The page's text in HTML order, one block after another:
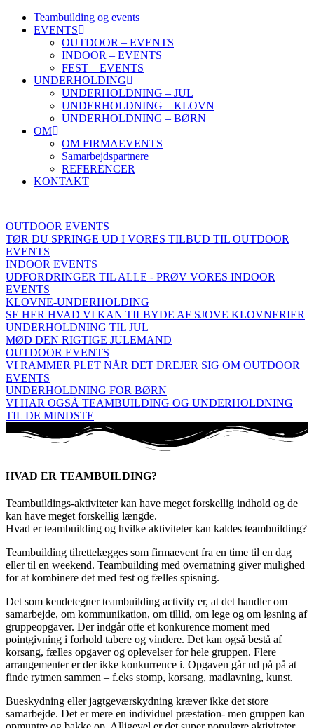
Teambuilding og events
EVENTS
OUTDOOR – EVENTS
INDOOR – EVENTS
FEST – EVENTS
UNDERHOLDING
UNDERHOLDNING – JUL
UNDERHOLDNING – KLOVN
UNDERHOLDNING – BØRN
OM
OM FIRMAEVENTS
Samarbejdspartnere
REFERENCER
KONTAKT
OUTDOOR EVENTS
TØR DU SPRINGE UD I VORES TILBUD TIL OUTDOOR
EVENTS
INDOOR EVENTS
UDFORDRINGER TIL ALLE - PRØV VORES INDOOR
EVENTS
KLOVNE-UNDERHOLDING
SE HER HVAD VI KAN TILBYDE AF SJOVE KLOVNERIER
UNDERHOLDNING TIL JUL
MØD DEN RIGTIGE JULEMAND
OUTDOOR EVENTS
VI RAMMER PLET NÅR DET DREJER SIG OM OUTDOOR
EVENTS
UNDERHOLDNING FOR BØRN
VI HAR OGSÅ TEAMBUILDING OG UNDERHOLDNING
TIL DE MINDSTE
HVAD ER TEAMBUILDING?
Teambuildings-aktiviteter kan have meget forskellig indhold og de
kan have meget forskellig længde.
Hvad er teambuilding og hvilke aktiviteter kan kaldes teambuilding?
Teambuilding tilrettelægges som firmaevent fra en time til en dag
eller til en weekend. Teambuilding med overnatning giver mulighed
for at kombinere det med fest og fælles spisning.
Det som kendetegner teambuilding activity er, at det handler om
samarbejde, om kommunikation, om tillid, om lege og om løsning af
gruppeopgaver. Der indgår ofte et konkurence moment med
pointgivning i forhold tabere og vindere. Det kan også bestå af
korsang, fælles opgaver og oplevelser for hele gruppen. Flere
arrangementer er der ikke konkurrence i. Opgaven går ud på på at
finde rytmen sammen – f.eks stomp, korsang, madlavning, kunst.
Bueskydning eller jagtgeværskydning kræver ikke det store
samarbejde. Det er mere en individuel præstation- men gruppen kan